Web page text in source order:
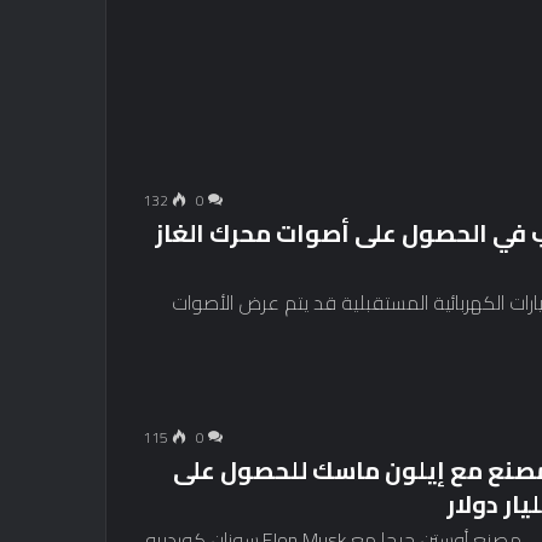
0
132
في الحصول على أصوات محرك الغاز
الكهربائية المستقبلية قد يتم عرض الأصوات
0
115
مع إيلون ماسك للحصول على